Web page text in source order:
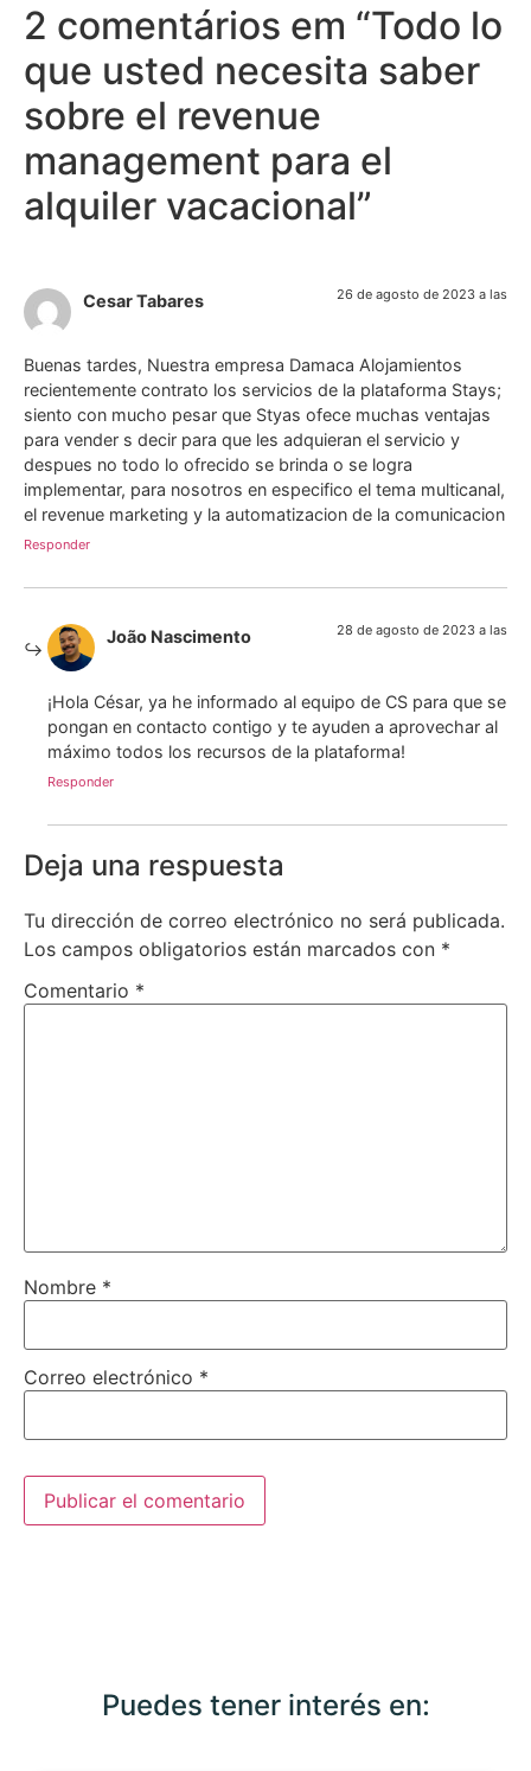
2 comentários em “Todo lo
que usted necesita saber
sobre el revenue
management para el
alquiler vacacional”
Cesar Tabares 26 de agosto de 2023 a las
Buenas tardes, Nuestra empresa Damaca Alojamientos
recientemente contrato los servicios de la plataforma Stays;
siento con mucho pesar que Styas ofece muchas ventajas
para vender s decir para que les adquieran el servicio y
despues no todo lo ofrecido se brinda o se logra
implementar, para nosotros en especifico el tema multicanal,
el revenue marketing y la automatizacion de la comunicacion
Responder
João Nascimento 28 de agosto de 2023 a las
¡Hola César, ya he informado al equipo de CS para que se
pongan en contacto contigo y te ayuden a aprovechar al
máximo todos los recursos de la plataforma!
Responder
Deja una respuesta
Tu dirección de correo electrónico no será publicada.
Los campos obligatorios están marcados con *
Comentario *
Nombre *
Correo electrónico *
Puedes tener interés en: